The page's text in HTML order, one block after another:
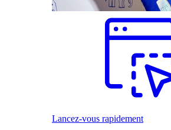
Lancez-vous rapidement